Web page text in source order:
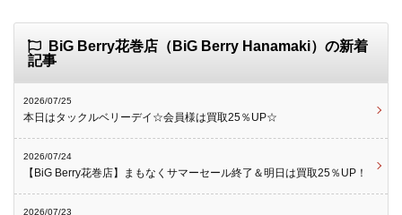
BiG Berry花巻店（BiG Berry Hanamaki）の新着
記事
2026/07/25
本日はタックルベリーデイ☆会員様は買取25％UP☆
2026/07/24
【BiG Berry花巻店】まもなくサマーセール終了＆明日は買取25％UP！
2026/07/23